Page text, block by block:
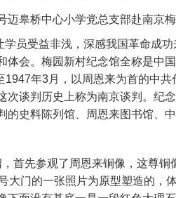
皋桥中心小学党总支部赴南京梅
员受益非浅，深感我国革命成功
体会。梅园新村纪念馆全称是中
1947年3月，以周恩来为首的中共
次谈判历史上称为南京谈判。纪
的史料陈列馆、周恩来图书馆、
首先参观了周恩来铜像，这尊铜
大门的一张照片为原型塑造的，